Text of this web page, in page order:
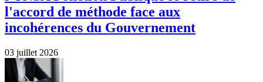
l'accord de méthode face aux
incohérences du Gouvernement
03 juillet 2026